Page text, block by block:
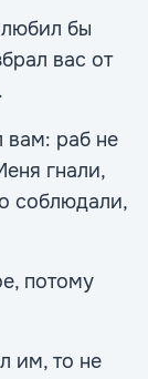
бы
вас от
вам: раб не
гнали,
соблюдали,
потому
им, то не